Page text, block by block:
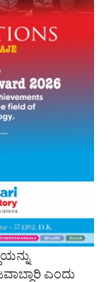
ಎಂದು